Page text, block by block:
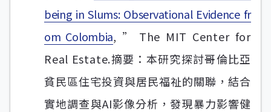
being in Slums: Observational Evidence fr
om Colombia, ” The MIT Center for
Real Estate.摘要：本研究探討哥倫比亞
貧民區住宅投資與居民福祉的關聯，結合
實地調查與AI影像分析，發現暴力影響健